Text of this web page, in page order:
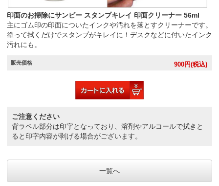
印面のお掃除にサンビー スタンプキレイ 印面クリーナー 56ml
主にゴム印の印面についたインクや汚れを落とすクリーナーです。
塗って拭くだけでスタンプがキレイに！デスクなどに付いたインク
汚れにも。
販売価格 900円(税込)
ご注意ください
背ラベル部分は印字となっており、溶剤やアルコールで拭きと
ると印字内容が剥げる場合がございます。
一覧へ